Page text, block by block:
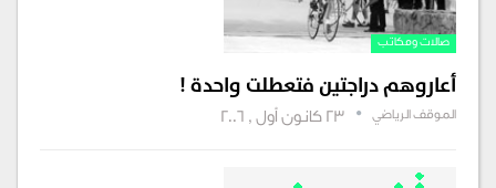
صالات ومكاتب‏‏
أعاروهم دراجتين فتعطلت واحدة !
الموقف الرياضي 23 كانون أول , 2006